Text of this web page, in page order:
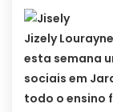
Jizely
esta semana
sociais em
todo o ensino